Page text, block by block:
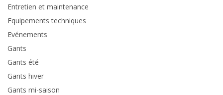
Entretien et maintenance
Equipements techniques
Evénements
Gants
Gants été
Gants hiver
Gants mi-saison